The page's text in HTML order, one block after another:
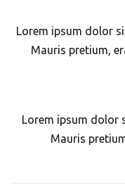
Lorem ipsum dolor
Mauris pretium,
Lorem ipsum dolor
Mauris